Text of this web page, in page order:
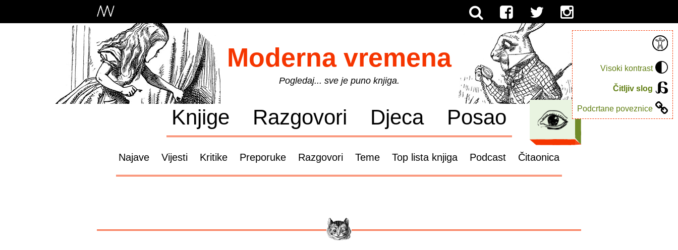
Visoki kontrast
Čitljiv slog
Podcrtane poveznice
Moderna vremena
Pogledaj... sve je puno knjiga.
Knjige Razgovori Djeca Posao
Najave Vijesti Kritike Preporuke Razgovori Teme Top lista knjiga Podcast Čitaonica